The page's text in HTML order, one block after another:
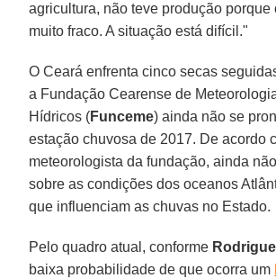
agricultura, não teve produção porque
muito fraco. A situação está difícil."
O Ceará enfrenta cinco secas
a Fundação Cearense de
Hídricos (Funceme) ainda não se
estação chuvosa de 2017. De acordo
meteorologista da fundação, ainda
sobre as condições dos oceanos
que influenciam as chuvas no Estado.
Pelo quadro atual, conforme
baixa probabilidade de que ocorra um